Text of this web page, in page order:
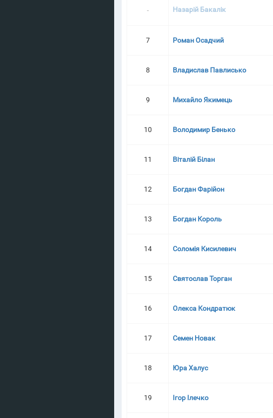
- Назарій Бакалік
7 Роман Осадчий
8 Владислав Павлисько
9 Михайло Якимець
10 Володимир Бенько
11 Віталій Білан
12 Богдан Фарійон
13 Богдан Король
14 Соломія Кисилевич
15 Святослав Торган
16 Олекса Кондратюк
17 Семен Новак
18 Юра Халус
19 Ігор Ілечко